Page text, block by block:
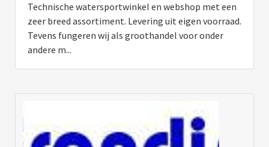
Technische watersportwinkel en webshop met een
zeer breed assortiment. Levering uit eigen voorraad.
Tevens fungeren wij als groothandel voor onder
andere m...